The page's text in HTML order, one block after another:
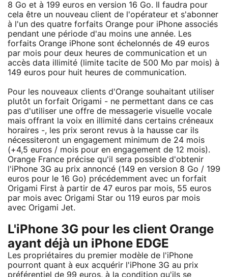
8 Go et à 199 euros en version 16 Go. Il faudra pour
cela être un nouveau client de l'opérateur et s'abonner
à l'un des quatre forfaits Orange pour iPhone associés
pendant une période d'au moins une année. Les
forfaits Orange iPhone sont échelonnés de 49 euros
par mois pour deux heures de communication et un
accès data illimité (limite tacite de 500 Mo par mois) à
149 euros pour huit heures de communication.
Pour les nouveaux clients d'Orange souhaitant utiliser
plutôt un forfait Origami - ne permettant dans ce cas
pas d'utiliser une offre de messagerie visuelle vocale
mais offrant la voix en illimité dans certains créneaux
horaires -, les prix seront revus à la hausse car ils
nécessiteront un engagement minimum de 24 mois
(+4,5 euros / mois pour en engagement de 12 mois).
Orange France précise qu'il sera possible d'obtenir
l'iPhone 3G au prix annoncé (149 en version 8 Go / 199
euros pour le 16 Go) précédemment avec un forfait
Origami First à partir de 47 euros par mois, 55 euros
par mois avec Origami Star ou 119 euros par mois
avec Origami Jet.
L'iPhone 3G pour les client Orange
ayant déjà un iPhone EDGE
Les propriétaires du premier modèle de l'iPhone
pourront quant à eux acquérir l'iPhone 3G au prix
préférentiel de 99 euros, à la condition qu'ils se